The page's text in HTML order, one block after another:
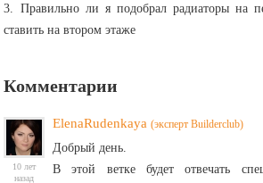
3. Правильно ли я подобрал радиаторы на
ставить на втором этаже
Комментарии
10 лет
назад
ElenaRudenkaya (эксперт Builderclub)
Добрый день.
В этой ветке будет отвечать